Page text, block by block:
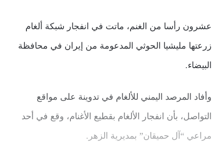
عشرون رأسا من الغنم، ماتت في انفجار شبكة ألغام
زرعتها مليشيا الحوثي المدعومة من إيران في محافظة
البيضاء.
وأفاد المرصد اليمني للألغام في تدوينة على مواقع
التواصل، بأن انفجار الألغام بقطيع الأغنام، وقع في أحد
مراعي “آل حميقان” بمديرية الزهر.